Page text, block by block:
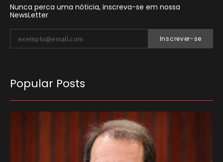
Nunca perca uma nóticia, inscreva-se em nossa
NewsLetter
Inscrever-se
Popular Posts